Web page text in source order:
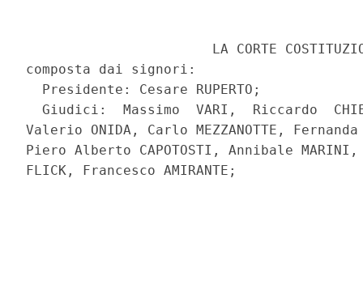
LA CORTE
composta dai signori:
  Presidente: Cesare RUPERTO;
Giudici:  Massimo  VARI,  Riccardo
Valerio ONIDA, Carlo MEZZANOTTE, Fernanda
Piero Alberto CAPOTOSTI, Annibale